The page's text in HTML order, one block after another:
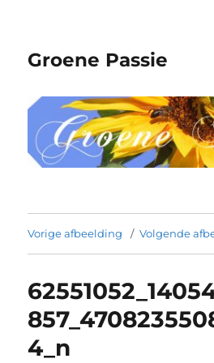
Groene Passie
Vorige afbeelding Volgende
4_n